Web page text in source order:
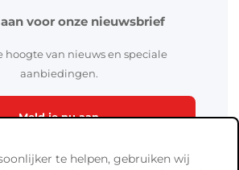
voor onze nieuwsbrief
hoogte van nieuws en speciale
aanbiedingen.
Meld je nu aan
te helpen, gebruiken wij